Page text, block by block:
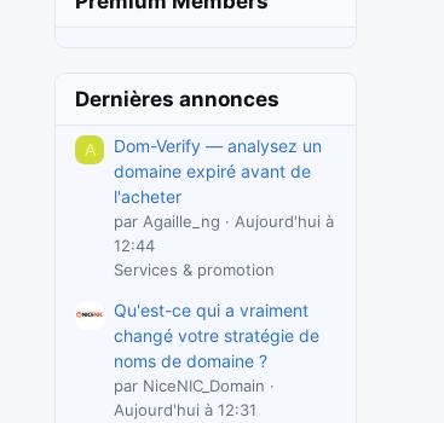
Dernières annonces
A
Dom-Verify — analysez un
domaine expiré avant de
l'acheter
par Agaille_ng
Aujourd'hui à
12:44
Services & promotion
Qu'est-ce qui a vraiment
changé votre stratégie de
noms de domaine ?
par NiceNIC_Domain
Aujourd'hui à 12:31